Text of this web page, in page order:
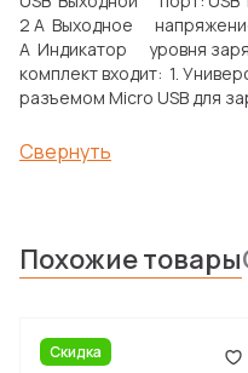
2 A Выходное
A Индикатор уровня
комплект входит: 1.
разъемом Micro USB для
Свернуть
Похожие товары
Скидка